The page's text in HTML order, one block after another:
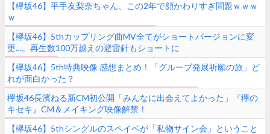
【欅坂46】平手友梨奈ちゃん、この2年で顔かわりすぎ問題ｗｗｗ
ｗ
【欅坂46】5thカップリング曲MV全てがショートバージョンに変
更…。再生数100万越えの避雷針もショートに
【欅坂46】5th特典映像 感想まとめ！「グループ発展祈願の旅」ど
れが面白かった？
欅坂46長濱ねる新CM初公開「みんなに出会えてよかった」『欅の
キセキ』CM＆メイキング映像解禁！
【欅坂46】5thシングルのスペイベが「私物サイン会」ということ